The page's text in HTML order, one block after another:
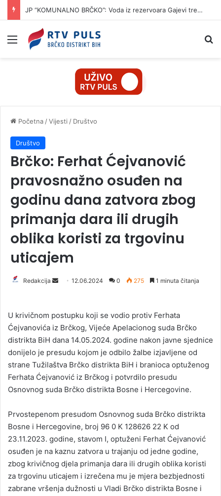
JP “KOMUNALNO BRČKO”: Voda iz rezervoara Gajevi trenutno nije za piće
Izbornik
Početna /Vijesti / Društvo
Društvo
Brčko: Ferhat Ćejvanović
pravosnažno osuđen na
godinu dana zatvora zbog
primanja dara ili drugih
oblika koristi za trgovinu
uticajem
Redakcija
d
a
n
e
m
a
i
12.06.2024 0 275 1 minuta čitanja
U krivičnom postupku koji se vodio protiv Ferhata
Ćejvanovića iz Brčkog, Vijeće Apelacionog suda Brčko
distrikta BiH dana 14.05.2024. godine nakon javne sjednice
donijelo je presudu kojom je odbilo žalbe izjavljene od
strane Tužilaštva Brčko distrikta BiH i branioca optuženog
Ferhata Ćejvanović iz Brčkog i potvrdilo presudu
Osnovnog suda Brčko distrikta Bosne i Hercegovine.
Prvostepenom presudom Osnovnog suda Brčko distrikta
Bosne i Hercegovine, broj 96 0 K 128626 22 K od
23.11.2023. godine, stavom I, optuženi Ferhat Ćejvanović
osuđen je na kaznu zatvora u trajanju od jedne godine,
zbog krivičnog djela primanja dara ili drugih oblika koristi
za trgovinu uticajem i izrečena mu je mjera bezbjednosti
zabrane vršenja dužnosti u Vladi Brčko distrikta Bosne i